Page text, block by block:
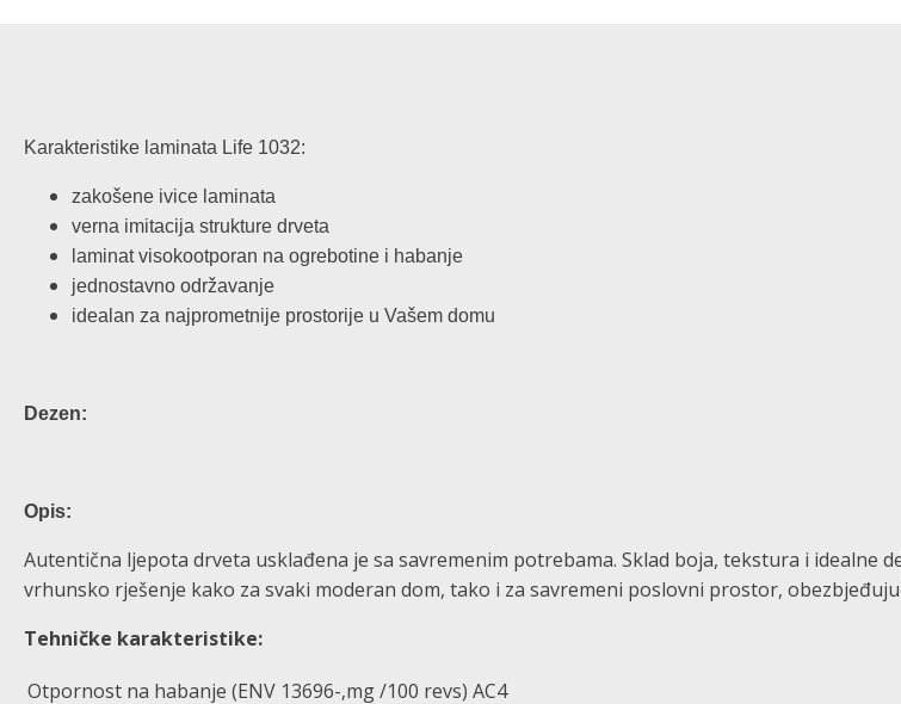
Karakteristike laminata Life 1032:
zakošene ivice laminata
verna imitacija strukture drveta
laminat visokootporan na ogrebotine i habanje
jednostavno održavanje
idealan za najprometnije prostorije u Vašem domu
Dezen:
Opis:
Autentična ljepota drveta usklađena je sa savremenim potrebama. Sklad boja, tekstura i idealne
vrhunsko rješenje kako za svaki moderan dom, tako i za savremeni poslovni prostor,
Tehničke karakteristike:
Otpornost na habanje (ENV 13696-‚mg /100 revs) AC4